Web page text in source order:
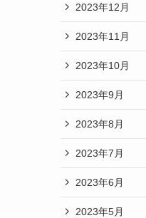
2023年12月
2023年11月
2023年10月
2023年9月
2023年8月
2023年7月
2023年6月
2023年5月